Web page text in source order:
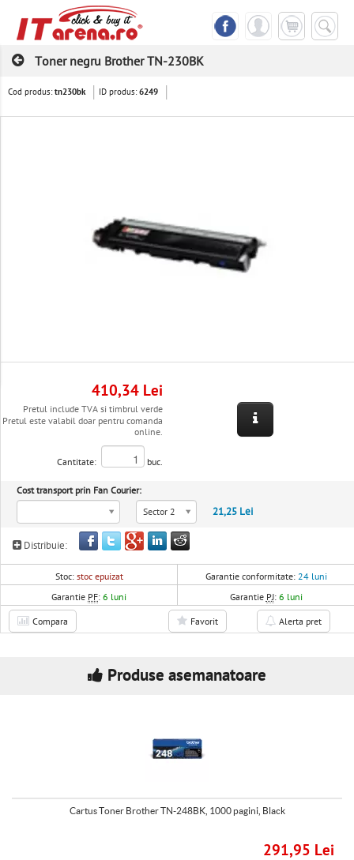
Toner negru Brother TN-230BK
Cod produs:tn230bk ID produs:6249
410,34 Lei
Pretul include TVA si timbrul verde
Pretul este valabil doar pentru comanda
online.
Cantitate: buc.
Cost transport prin Fan Courier:
Sector 2
21,25 Lei
Distribuie:
Stoc: stoc epuizat Garantie conformitate: 24 luni
Garantie PF:6 luni Garantie PJ: 6 luni
Compara Favorit Alerta pret
Produse asemanatoare
Cartus Toner Brother TN-248BK, 1000 pagini, Black
291,95 Lei